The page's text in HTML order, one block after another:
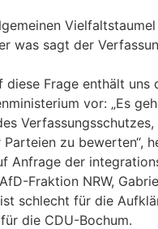
was sagt der
Frage enthält uns
vor: „Es
Verfassungsschutzes,
zu bewerten“,
Anfrage der
Fraktion NRW,
schlecht für die
die CDU-Bochum.